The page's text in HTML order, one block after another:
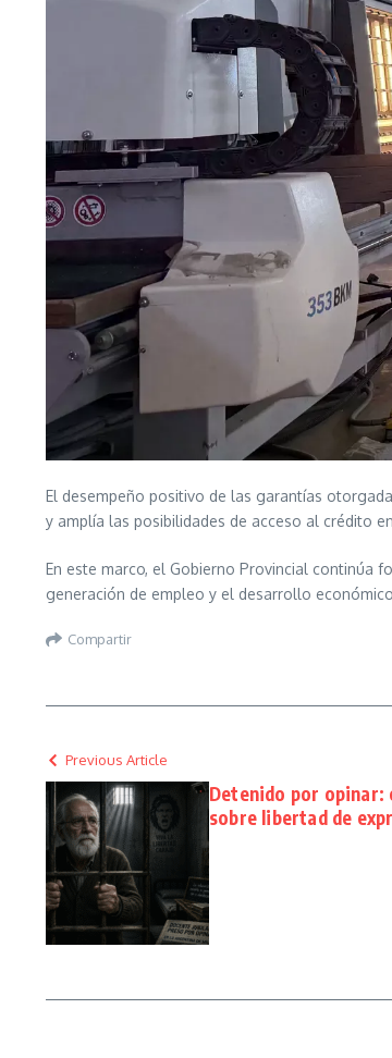
El desempeño positivo de las garantías
y amplía las posibilidades de acceso al crédito
En este marco, el Gobierno Provincial continúa
generación de empleo y el desarrollo
Compartir
Previous Article
Detenido por opinar:
sobre libertad de